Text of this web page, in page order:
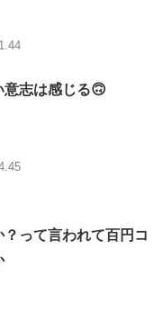
志は感じる🙃
って言われて百円コ